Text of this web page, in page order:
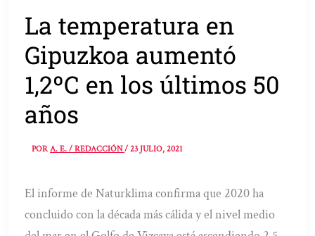
La temperatura en
Gipuzkoa aumentó
1,2ºC en los últimos 50
años
PORA. E. / REDACCIÓN/23 JULIO, 2021
El informe de Naturklima confirma que 2020 ha
concluido con la década más cálida y el nivel medio